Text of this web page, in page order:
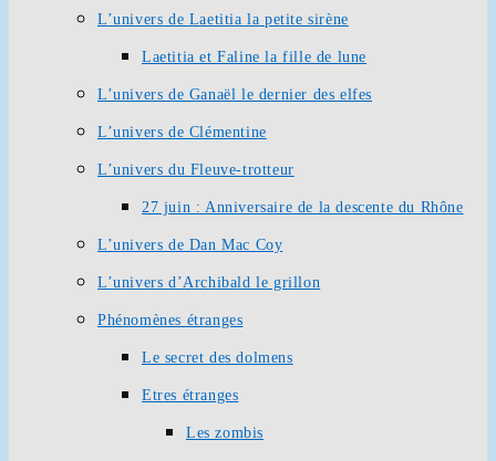
L’univers de Laetitia la petite sirène
Laetitia et Faline la fille de lune
L’univers de Ganaël le dernier des elfes
L’univers de Clémentine
L’univers du Fleuve-trotteur
27 juin : Anniversaire de la descente du Rhône
L’univers de Dan Mac Coy
L’univers d’Archibald le grillon
Phénomènes étranges
Le secret des dolmens
Etres étranges
Les zombis